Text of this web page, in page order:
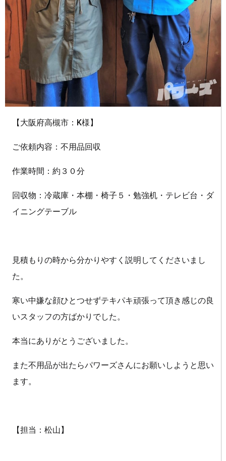
【大阪府高槻市：K様】
ご依頼内容：不用品回収
作業時間：約３０分
回収物：冷蔵庫・本棚・椅子５・勉強机・テレビ台・ダ
イニングテーブル
見積もりの時から分かりやすく説明してくださいまし
た。
寒い中嫌な顔ひとつせずテキパキ頑張って頂き感じの良
いスタッフの方ばかりでした。
本当にありがとうございました。
また不用品が出たらパワーズさんにお願いしようと思い
ます。
【担当：松山】